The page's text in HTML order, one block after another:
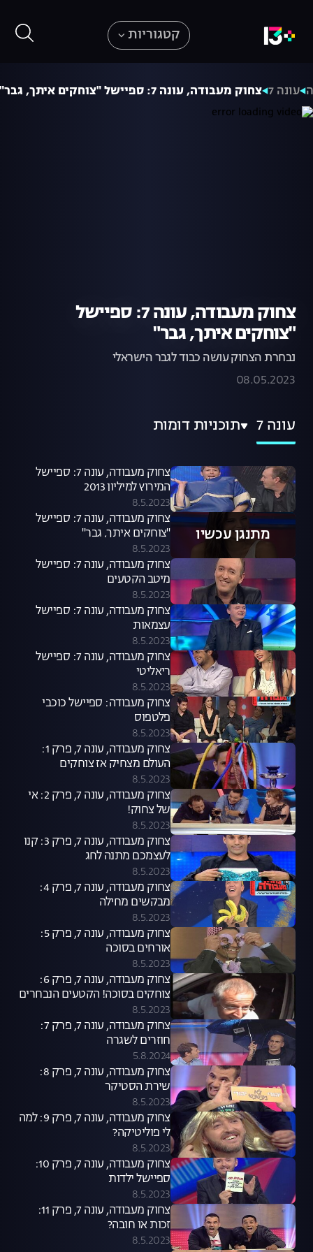
קטגוריות
עונה 7 צחוק מעבודה, עונה 7: ספיישל "צוחקים איתך, גבר"
צחוק מעבודה, עונה 7: ספיישל
"צוחקים איתך, גבר"
נבחרת הצחוק עושה כבוד לגבר הישראלי
08.05.2023
עונה 7 תוכניות דומות
צחוק מעבודה, עונה 7: ספיישל
המירוץ למיליון 2013
8.5.2023
מתנגן עכשיו
צחוק מעבודה, עונה 7: ספיישל
"צוחקים איתך, גבר"
8.5.2023
צחוק מעבודה, עונה 7: ספיישל
מיטב הקטעים
8.5.2023
צחוק מעבודה, עונה 7: ספיישל
עצמאות
8.5.2023
צחוק מעבודה, עונה 7: ספיישל
ריאליטי
8.5.2023
צחוק מעבודה: ספיישל כוכבי
פלטפוס
8.5.2023
צחוק מעבודה, עונה 7, פרק 1:
העולם מצחיק אז צוחקים
8.5.2023
צחוק מעבודה, עונה 7, פרק 2: אי
של צחוק!
8.5.2023
צחוק מעבודה, עונה 7, פרק 3: קנו
לעצמכם מתנה לחג
8.5.2023
צחוק מעבודה, עונה 7, פרק 4:
מבקשים מחילה
8.5.2023
צחוק מעבודה, עונה 7, פרק 5:
אורחים בסוכה
8.5.2023
צחוק מעבודה, עונה 7, פרק 6:
צוחקים בסוכה! הקטעים הנבחרים
8.5.2023
צחוק מעבודה, עונה 7, פרק 7:
חוזרים לשגרה
5.8.2024
צחוק מעבודה, עונה 7, פרק 8:
שירת הסטיקר
8.5.2023
צחוק מעבודה, עונה 7, פרק 9: למה
לי פוליטיקה?
8.5.2023
צחוק מעבודה, עונה 7, פרק 10:
ספיישל ילדות
8.5.2023
צחוק מעבודה, עונה 7, פרק 11:
זכות או חובה?
8.5.2023